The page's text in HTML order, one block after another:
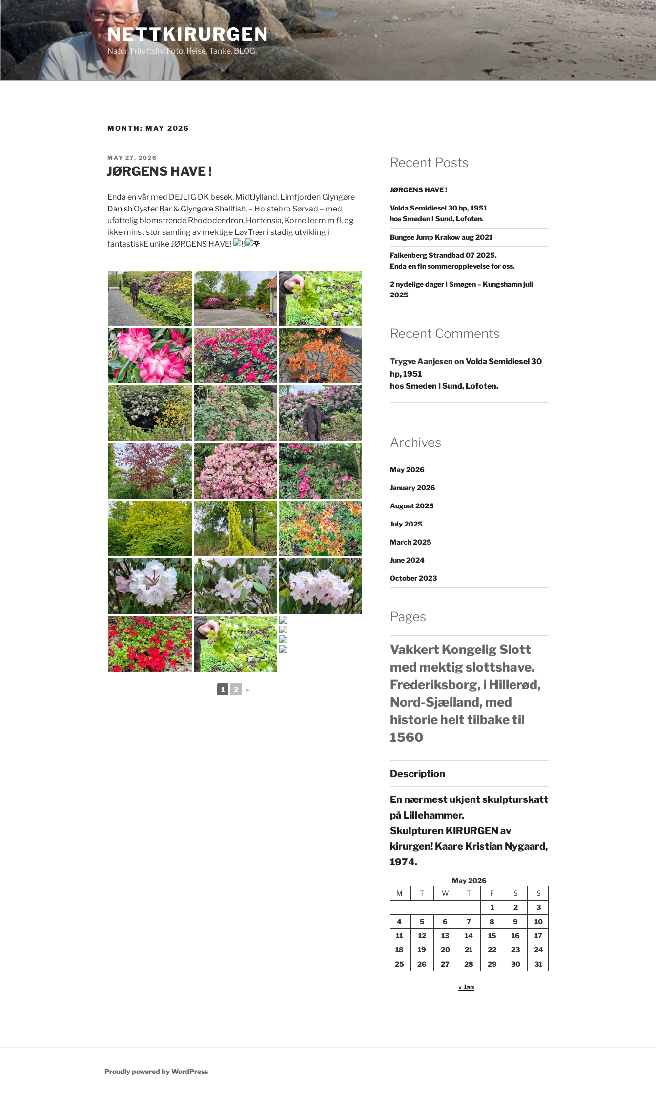
Skip
to
content
NETTKIRURGEN
Natur. Friluftsliv. Foto. Reise. Tanke. BLOG.
MONTH: MAY 2026
POSTED
ON
MAY 27, 2026
JØRGENS HAVE !
Enda en vår med DEJLIG DK besøk, MidtJylland, Limfjorden Glyngøre
Danish Oyster Bar & Glyngøre Shellfish, – Holstebro Sørvad – med
ufattelig blomstrende Rhododendron, Hortensia, Korneller m m fl, og
ikke minst stor samling av mektige LøvTrær i stadig utvikling i
fantastiskE unike JØRGENS HAVE!
1 2 ►
Recent Posts
JØRGENS HAVE !
Volda Semidiesel 30 hp, 1951
hos Smeden I Sund, Lofoten.
Bungee Jump Krakow aug 2021
Falkenberg Strandbad 07 2025.
Enda en fin sommeropplevelse for oss.
2 nydelige dager i Smøgen – Kungshamn juli
2025
Recent Comments
Trygve Aanjesen on Volda Semidiesel 30
hp, 1951
hos Smeden I Sund, Lofoten.
Archives
May 2026
January 2026
August 2025
July 2025
March 2025
June 2024
October 2023
Pages
Vakkert Kongelig Slott
med mektig slottshave.
Frederiksborg, i Hillerød,
Nord-Sjælland, med
historie helt tilbake til
1560
Description
En nærmest ukjent skulpturskatt
på Lillehammer.
Skulpturen KIRURGEN av
kirurgen! Kaare Kristian Nygaard,
1974.
May 2026
M
T W T F S
S
1
2
3
4
5 6 7 8 9
10
11
12 13 14 15 16
17
18
19 20 21 22 23
24
25
26 27 28 29 30 31
« Jan
Proudly powered by WordPress